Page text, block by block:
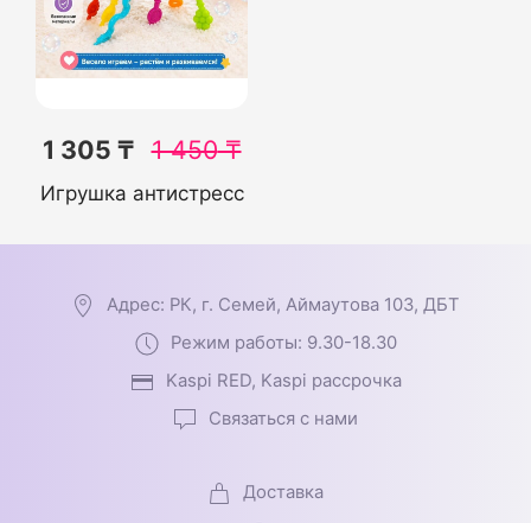
1 305 ₸ 1 450₸
Игрушка антистресс
Адрес: РК, г. Семей, Аймаутова 103, ДБТ
Режим работы: 9.30-18.30
Kaspi RED, Kaspi рассрочка
Связаться с нами
Доставка